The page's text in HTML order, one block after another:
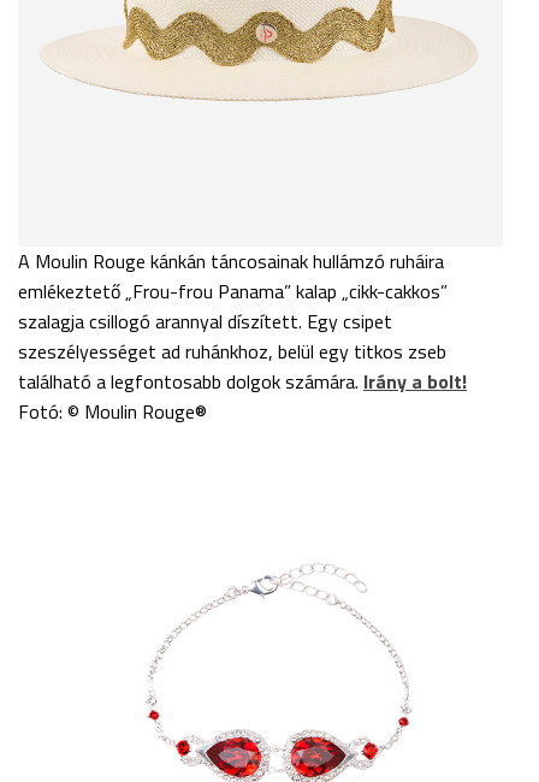
A Moulin Rouge kánkán táncosainak hullámzó ruháira
emlékeztető „Frou-frou Panama” kalap „cikk-cakkos”
szalagja csillogó arannyal díszített. Egy csipet
szeszélyességet ad ruhánkhoz, belül egy titkos zseb
található a legfontosabb dolgok számára. Irány a bolt!
Fotó: © Moulin Rouge®